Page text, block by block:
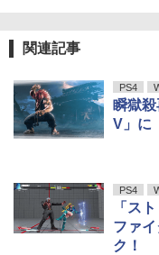
関連記事
PS4
瞬獄
V」に
PS4
「ス
ファ
ク！